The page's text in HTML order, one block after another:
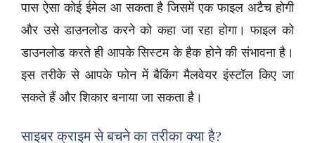
पास ऐसा कोई ईमेल आ सकता है जिसमें एक फाइल अटैच होगी
और उसे डाउनलोड करने को कहा जा रहा होगा। फाइल को
डाउनलोड करते ही आपके सिस्टम के हैक होने की संभावना है।
इस तरीके से आपके फोन में बैकिंग मैलवेयर इंस्टॉल किए जा
सकते हैं और शिकार बनाया जा सकता है।
साइबर क्राइम से बचने का तरीका क्या है?